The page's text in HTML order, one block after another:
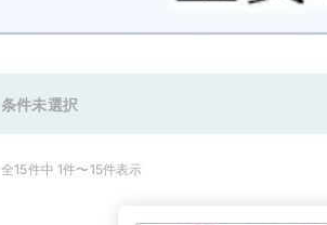
条件未選択
全15件中 1件〜15件表示